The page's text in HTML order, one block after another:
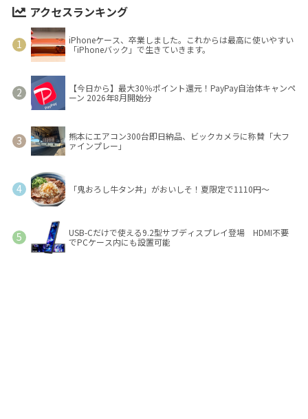
アクセスランキング
iPhoneケース、卒業しました。これからは最高に使いやすい
「iPhoneバック」で生きていきます。
【今日から】最大30％ポイント還元！PayPay自治体キャンペ
ーン 2026年8月開始分
熊本にエアコン300台即日納品、ビックカメラに称賛「大フ
ァインプレー」
「鬼おろし牛タン丼」がおいしそ！夏限定で1110円～
USB-Cだけで使える9.2型サブディスプレイ登場 HDMI不要
でPCケース内にも設置可能